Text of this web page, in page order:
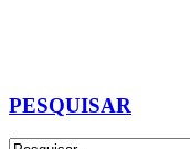
PESQUISAR